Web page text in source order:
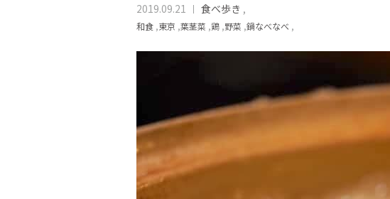
2019.09.21 食べ歩き ,
和食 ,東京 ,葉茎菜 ,鶏 ,野菜 ,鍋なべなべ ,